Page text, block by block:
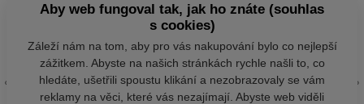
Aby web fungoval tak, jak ho znáte (souhlas
s cookies)
Záleží nám na tom, aby pro vás nakupování bylo co nejlepší
zážitkem. Abyste na našich stránkách rychle našli to, co
hledáte, ušetřili spoustu klikání a nezobrazovaly se vám
reklamy na věci, které vás nezajímají. Abyste web viděli